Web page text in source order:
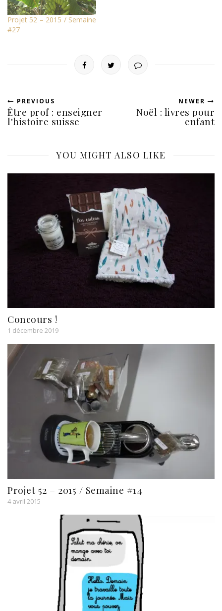
Projet 52 – 2015 / Semaine
#27
PREVIOUS
Être prof : enseigner
l'histoire suisse
NEWER
Noël : livres pour
enfant
YOU MIGHT ALSO LIKE
Concours !
1 décembre 2019
Projet 52 – 2015 / Semaine #14
4 avril 2015